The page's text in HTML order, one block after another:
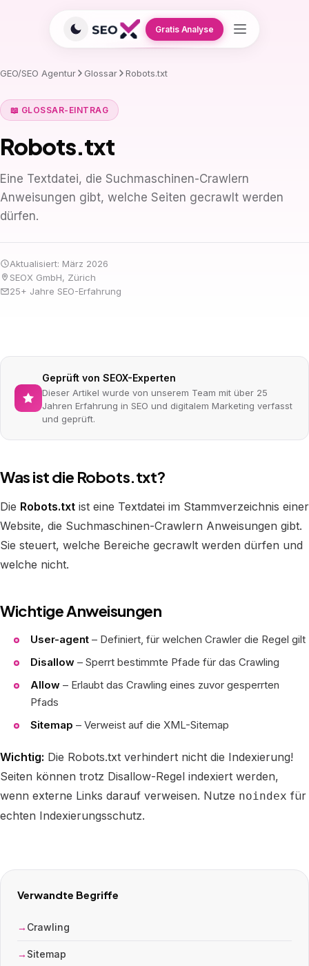
Gratis Analyse
GEO/SEO Agentur Glossar Robots.txt
📖 GLOSSAR-EINTRAG
Robots.txt
Eine Textdatei, die Suchmaschinen-Crawlern
Anweisungen gibt, welche Seiten gecrawlt werden
dürfen.
Aktualisiert: März 2026
SEOX GmbH, Zürich
25+ Jahre SEO-Erfahrung
Geprüft von SEOX-Experten
Dieser Artikel wurde von unserem Team mit über 25
Jahren Erfahrung in SEO und digitalem Marketing verfasst
und geprüft.
Was ist die Robots.txt?
Die Robots.txt ist eine Textdatei im Stammverzeichnis einer
Website, die Suchmaschinen-Crawlern Anweisungen gibt.
Sie steuert, welche Bereiche gecrawlt werden dürfen und
welche nicht.
Wichtige Anweisungen
User-agent – Definiert, für welchen Crawler die Regel gilt
Disallow – Sperrt bestimmte Pfade für das Crawling
Allow – Erlaubt das Crawling eines zuvor gesperrten
Pfads
Sitemap – Verweist auf die XML-Sitemap
Wichtig: Die Robots.txt verhindert nicht die Indexierung!
Seiten können trotz Disallow-Regel indexiert werden,
wenn externe Links darauf verweisen. Nutze noindex für
echten Indexierungsschutz.
Verwandte Begriffe
Crawling
Sitemap